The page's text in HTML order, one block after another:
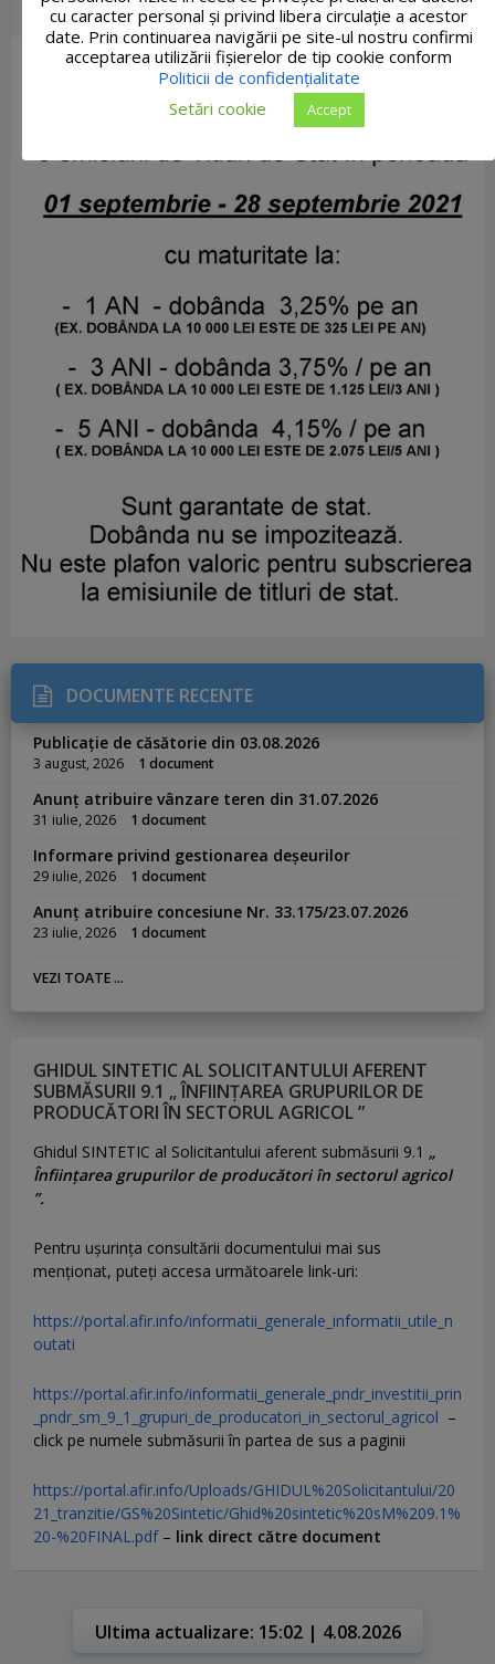
DOCUMENTE RECENTE
Publicație de căsătorie din 03.08.2026
3 august, 2026 1 document
Anunț atribuire vânzare teren din 31.07.2026
31 iulie, 2026 1 document
Informare privind gestionarea deșeurilor
29 iulie, 2026 1 document
Anunț atribuire concesiune Nr. 33.175/23.07.2026
23 iulie, 2026 1 document
VEZI TOATE ...
GHIDUL SINTETIC AL SOLICITANTULUI AFERENT
SUBMĂSURII 9.1 „ ÎNFIINȚAREA GRUPURILOR DE
PRODUCĂTORI ÎN SECTORUL AGRICOL ”
Ghidul SINTETIC al Solicitantului aferent submăsurii 9.1 „
Înființarea grupurilor de producători în sectorul agricol
”.
Pentru uşurinţa consultării documentului mai sus
menţionat, puteţi accesa următoarele link-uri:
https://portal.afir.info/informatii_generale_informatii_utile_n
outati
https://portal.afir.info/informatii_generale_pndr_investitii_prin
_pndr_sm_9_1_grupuri_de_producatori_in_sectorul_agricol –
click pe numele submăsurii în partea de sus a paginii
https://portal.afir.info/Uploads/GHIDUL%20Solicitantului/20
21_tranzitie/GS%20Sintetic/Ghid%20sintetic%20sM%209.1%
20-%20FINAL.pdf– link direct către document
Ultima actualizare: 15:02 | 4.08.2026
cu caracter personal și privind libera circulație a acestor
date. Prin continuarea navigării pe site-ul nostru confirmi
acceptarea utilizării fişierelor de tip cookie conform
Politicii de confidențialitate
Setări cookie
Accept